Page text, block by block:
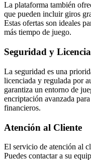
La plataforma también
que pueden incluir giros
Estas ofertas son ideales
más tiempo de juego.
Seguridad y
La seguridad es una
licenciada y regulada por
garantiza un entorno de
encriptación avanzada
financieros.
Atención al Cliente
El servicio de atención al
Puedes contactar a su